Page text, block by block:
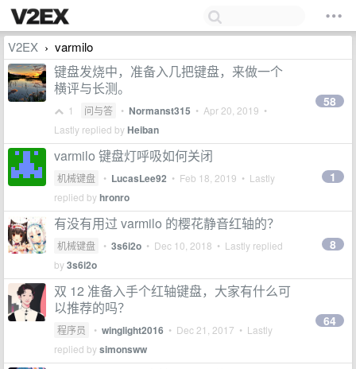
V2EX › varmilo
键盘发烧中，准备入几把键盘，来做一个
横评与长测。
1 问与答 • Normanst315 • Apr 20, 2019 •
Lastly replied byHeiban
58
varmilo 键盘灯呼吸如何关闭
机械键盘 • LucasLee92 • Feb 18, 2019 • Lastly
replied byhronro
1
有没有用过 varmilo 的樱花静音红轴的？
机械键盘 • 3s6i2o • Dec 10, 2018 • Lastly replied
by3s6i2o
8
双 12 准备入手个红轴键盘，大家有什么可
以推荐的吗？
程序员 • winglight2016 • Dec 21, 2017 • Lastly
replied bysimonsww
64